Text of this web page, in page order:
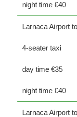
night time €40
Larnaca Airport
4-seater taxi
day time €35
night time €40
Larnaca Airport